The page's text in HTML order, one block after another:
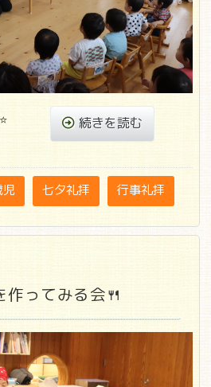
続きを読む
児 七夕礼拝 行事礼拝
作ってみる会🍴